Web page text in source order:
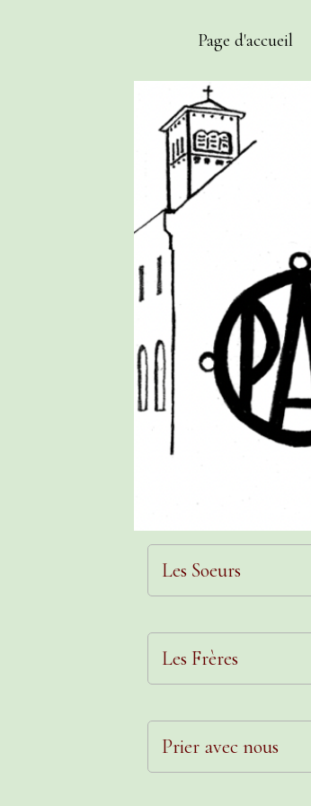
Page d'accueil
Les Soeurs
Les Frères
Prier avec nous